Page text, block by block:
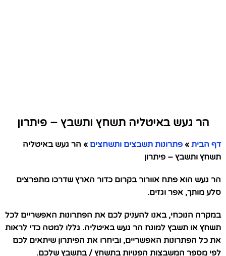
הר געש באיטליה תשחץ ותשבץ – פיתרון
דף הבית » פתרונות תשבצים ותשחצים » הר געש באיטליה
תשחץ ותשבץ – פיתרון
הר געש הוא פתח אוורור בקרום כדור הארץ שדרכו מתפרצים
סלע מותך, אפר וגזים.
במקרה הנוכחי, באנו להעניק לכם את הפתרונות האפשריים לכל
תשחץ או תשבץ למונח הר געש באיטליה. גללו למטה כדי לראות
את כל הפתרונות האפשריים, וביחרו את הפיתרון שיתאים לכם
לפי מספר המשבצות הפנויות בתשחץ / בתשבץ שלכם.